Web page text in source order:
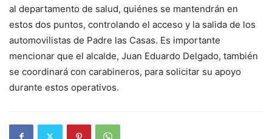
al departamento de salud, quiénes se mantendrán en
estos dos puntos, controlando el acceso y la salida de los
automovilistas de Padre las Casas. Es importante
mencionar que el alcalde, Juan Eduardo Delgado, también
se coordinará con carabineros, para solicitar su apoyo
durante estos operativos.